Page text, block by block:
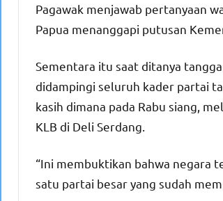
Pagawak menjawab pertanyaan
Papua menanggapi putusan
Sementara itu saat ditanya
didampingi seluruh kader partai
kasih dimana pada Rabu siang,
KLB di Deli Serdang.
“Ini membuktikan bahwa negara
satu partai besar yang sudah